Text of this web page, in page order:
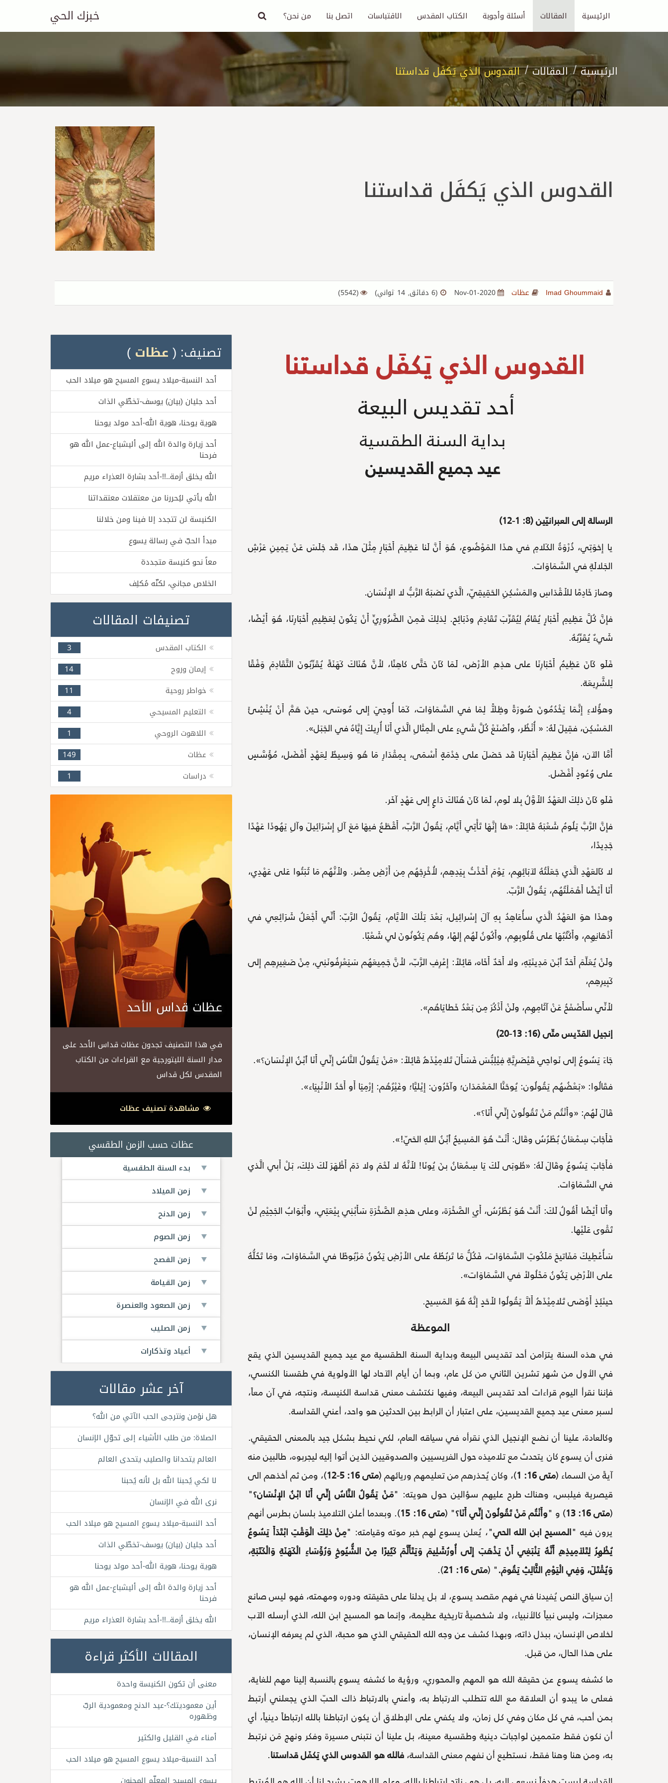
خبزك الحي من نحن؟ اتصل بنا الاقتباسات الكتاب المقدس أسئلة وأجوبة المقالات الرئيسية
الرئيسية المقالات القدوس الذي يَكفَل قداستنا
القدوس الذي يَكفَل قداستنا
Imad Ghoummaid عظات 2020-Nov-01 (6 دقائق, 14 ثواني) (5542)
القدوس الذي يَكفَل قداستنا
أحد تقديس البيعة
بداية السنة الطقسية
عيد جميع القديسين
الرسالة إلى العبرانيّين (8: 1-12)
يا إِخوَتِي، ذُرْوَةُ الكَلامِ في هذَا المَوْضُوع، هُوَ أَنَّ لَنا عَظِيمَ أَحْبَارٍ مِثْلَ هذَا، قَد جَلَسَ عَنْ يَمِينِ عَرْشِ
الجَلالَةِ في السَّمَاوَات.
وصارَ خَادِمًا للأَقْدَاسِ والمَسْكِنِ الحَقِيقِيّ، الَّذي نَصَبَهُ الرَّبُّ لا الإِنْسَان.
فإِنَّ كُلَّ عَظِيمِ أَحْبَارٍ يُقَامُ لِيُقَرِّبَ تَقَادِمَ وذَبَائِح. لِذلِكَ فَمِنَ الضَّرُورِيِّ أَنْ يَكُونَ لِعَظِيمِ أَحْبَارِنَا، هُوَ أَيْضًا،
شَيءٌ يُقَرِّبُهُ.
فَلَو كَانَ عَظِيمُ أَحْبَارِنَا على هذِهِ الأَرْض، لَمَا كَانَ حَتَّى كاهِنًا، لأَنَّ هُنَاكَ كَهَنَةً يُقَرِّبُونَ التَّقَادِمَ وَفْقًا
لِلشَّرِيعَة.
وهؤُلاءِ إِنَّمَا يَخْدُمُونَ صُورَةً وظِلاًّ لِمَا في السَّمَاوَات، كَمَا أُوحِيَ إِلى مُوسَى، حينَ هَمَّ أَنْ يُنْشِئَ
المَسْكِن، فقِيلَ لَهُ: « أُنْظُر، وٱصْنَعْ كُلَّ شَيءٍ على الْمِثَالِ الَّذي أَنَا أُرِيكَ إِيَّاهُ في الجَبَل».
أَمَّا الآن، فإِنَّ عَظِيمَ أَحْبَارِنَا قَد حَصَلَ على خِدْمَةٍ أَسْمَى، بِمِقْدَارِ مَا هُو وَسِيطٌ لِعَهْدٍ أَفْضَل، مُؤَسَّسٍ
على وُعُودٍ أَفْضَل.
فَلَو كَانَ ذلِكَ العَهْدُ الأَوَّلُ بِلا لَوم، لَمَا كَانَ هُنَاكَ دَاعٍ إِلى عَهْدٍ آخَر.
فإِنَّ الرَّبَّ يَلُومُ شَعْبَهُ قَائِلاً: «هَا إِنَّهَا تَأْتِي أَيَّام، يَقُولُ الرَّبّ، أَقْطَعُ فيهَا مَعَ آلِ إِسْرَائِيلَ وآلِ يَهُوذَا عَهْدًا
جَدِيدًا،
لا كَالعَهْدِ الَّذي جَعَلْتُهُ لآبَائِهِم، يَوْمَ أَخَذْتُ بِيَدِهِم، لأُخْرِجَهُم مِن أَرْضِ مِصْر. ولأَنَّهُم مَا ثَبَتُوا عَلى عَهْدِي،
أَنَا أَيْضًا أَهْمَلْتُهُم، يَقُولُ الرَّبّ.
وهذَا هوَ العَهْدُ الَّذي سأُعَاهِدُ بِهِ آلَ إِسْرائِيل، بَعْدَ تِلْكَ الأَيَّام، يَقُولُ الرَّبّ: أَنِّي أَجْعَلُ شَرَائِعِي في
أَذْهَانِهِم، وأَكْتُبُهَا على قُلُوبِهِم، وأَكُونُ لَهُم إِلهًا، وهُم يَكُونُونَ لي شَعْبًا.
ولَنْ يُعَلِّمَ أَحَدٌ ٱبْنَ مَدِينَتِهِ، ولا أَحَدٌ أَخَاه، قائِلاً: إِعْرِفِ الرَّبّ، لأَنَّ جَمِيعَهُم سَيَعْرِفُونَنِي، مِنْ صَغِيرِهِم إِلى
كَبِيرِهِم،
لأَنِّي سأَصْفَحُ عَنْ آثَامِهِم، ولَنْ أَذْكُرَ مِن بَعْدُ خَطايَاهُم».
إنجيل القدّيس متّى (16: 13-20)
جَاءَ يَسُوعُ إِلى نَواحِي قَيْصَرِيَّةِ فِيْلِبُّسَ فَسَأَلَ تَلامِيْذَهُ قَائِلاً: «مَنْ يَقُولُ النَّاسُ إِنِّي أَنَا ٱبْنُ الإِنْسَان؟».
فقَالُوا: «بَعْضُهُم يَقُولُون: يُوحَنَّا المَعْمَدَان؛ وآخَرُون: إِيْليَّا؛ وغَيْرُهُم: إِرْمِيَا أَو أَحَدُ الأَنْبِيَاء».
قَالَ لَهُم: «وأَنْتُم مَنْ تَقُولُونَ إِنِّي أَنَا؟».
فَأَجَابَ سِمْعَانُ بُطْرُسُ وقَال: أَنْتَ هُوَ المَسِيحُ ٱبْنُ اللهِ الحَيّ!».
فأَجَابَ يَسُوعُ وقَالَ لَهُ: «طُوبَى لَكَ يَا سِمْعَانُ بنَ يُونَا! لأَنَّهُ لا لَحْمَ ولا دَمَ أَظْهَرَ لَكَ ذلِكَ، بَلْ أَبي الَّذي
في السَّمَاوَات.
وأَنَا أَيْضًا أَقُولُ لَكَ: أَنْتَ هُوَ بُطْرُسُ، أَيِ الصَّخْرَة، وعلى هذِهِ الصَّخْرَةِ سَأَبْنِي بِيْعَتِي، وأَبْوَابُ الجَحِيْمِ لَنْ
تَقْوى عَلَيْها.
سَأُعْطِيكَ مَفَاتيحَ مَلَكُوتِ السَّمَاوَات، فَكُلُّ مَا تَربُطُهُ على الأَرْضِ يَكُونُ مَرْبُوطًا في السَّمَاوَات، ومَا تَحُلُّهُ
على الأَرْضِ يَكُونُ مَحْلُولاً في السَّمَاوَات».
حينَئِذٍ أَوْصَى تَلامِيْذَهُ أَلاَّ يَقُولُوا لأَحَدٍ إِنَّهُ هُوَ المَسِيح.
الموعظة
في هذه السنة يتزامن أحد تقديس البيعة وبداية السنة الطقسية مع عيد جميع القديسين الذي يقع
في الأول من شهر تشرين الثاني من كل عام، وبما أن أيام الآحاد لها الأولوية في طقسنا الكنسي،
فإننا نقرأ اليوم قراءات أحد تقديس البيعة، وفيها نكتشف معنى قداسة الكنيسة، ونتجه، في آن معاً،
لسبر معنى عيد جميع القديسين، على اعتبار أن الرابط بين الحدثين هو واحد، أعني القداسة.
وكالعادة، علينا أن نضع الإنجيل الذي نقرأه في سياقه العام، لكي نحيط بشكل جيد بالمعنى الحقيقي.
فنرى أن يسوع كان يتحدث مع تلاميذه حول الفريسيين والصدوقيين الذين أتوا إليه ليجربوه، طالبين منه
آيةً من السماء (متى 16: 1 )، وكان يُحذرهم من تعليمهم وريائهم (متى 16: 5-12
)، ومن ثم أخذهم الى
قيصرية فيلبس، وهناك طرح عليهم سؤالين حول هويته: "مَنْ يَقُولُ النَّاسُ إِنِّي أَنَا ابْنُ الإِنْسَان؟"
(متى 16: 13 ) و "وأَنْتُم مَنْ تَقُولُونَ إِنِّي أَنَا؟" (متى 16: 15
). وبعدما أعلن التلاميذ بلسان بطرس أنهم
يرون فيه "المسيح ابن الله الحي"، يُعلن يسوع لهم خبر موته وقيامته: "مِنْ ذلِكَ الْوَقْتِ ابْتَدَأَ يَسُوعُ
يُظْهِرُ لِتَلاَمِيذِهِ أَنَّهُ يَنْبَغِي أَنْ يَذْهَبَ إِلَى أُورُشَلِيمَ وَيَتَأَلَّمَ كَثِيرًا مِنَ الشُّيُوخِ وَرُؤَسَاءِ الْكَهَنَةِ وَالْكَتَبَةِ،
وَيُقْتَلَ، وَفِي الْيَوْمِ الثَّالِثِ يَقُومَ." (متى 16: 21
).
إن سياق النص يُفيدنا في فهم مقصد يسوع، لا بل يدلنا على حقيقته ودوره ومهمته، فهو ليس صانع
معجزات، وليس نبياً كالأنبياء، ولا شخصيةً تاريخية عظيمة، وإنما هو المسيح ابن الله، الذي أرسله الآب
لخلاص الإنسان، ببذل ذاته، وبهذا كشف عن وجه الله الحقيقي الذي هو محبة، الذي لم يعرفه الإنسان،
على هذا الحال، من قبل.
ما كشفه يسوع عن حقيقة الله هو المهم والمحوري، ورؤية ما كشفه يسوع بالنسبة إلينا مهم للغاية،
فعلى ما يبدو أن العلاقة مع الله تتطلب الارتباط به، وأعني بالارتباط ذاك الحبّ الذي يجعلني أرتبط
بمن أحب، في كل مكان وفي كل زمان، ولا يكفي على الإطلاق أن يكون ارتباطنا بالله ارتباطاً دينياً، أي
أن نكون فقط متممين لواجبات دينية وطقسية معينة، بل علينا أن نتبنى مسيرة وفكر ونهج مَن نرتبط
به، ومن هنا وهنا فقط، نستطيع أن نفهم معنى القداسة،فالله هو القدوس الذي يَكفَل قداستنا.
تصنيف: (عظات )
أحد النسبة-ميلاد يسوع المسيح هو ميلاد الحب
أحد جليان (بيان) يوسف-تخطّي الذات
هوية يوحنا، هوية الله-أحد مولد يوحنا
أحد زيارة والدة الله إلى أليشباع-عمل الله هو
فرحنا
الله يخلق أزمة..!!-أحد بشارة العذراء مريم
الله يأتي ليُحررنا من معتقلات معتقداتنا
الكنيسة لن تتجدد إلا فينا ومن خلالنا
مبدأ الحبّ في رسالة يسوع
معاً نحو كنيسة متجددة
الخلاص مجاني، لكنّه مُكلِف
تصنيفات المقالات
الكتاب المقدس
3
إيمان وروح
14
خواطر روحية
11
التعليم المسيحي
4
اللاهوت الروحي
1
عظات
149
دراسات
1
عظات قداس الأحد
في هذا التصنيف تجدون عظات قداس الأحد على
مدار السنة الليتورجية مع القراءات من الكتاب
المقدس لكل قداس
عظات حسب الزمن الطقسي
بدء السنة الطقسية
زمن الميلاد
زمن الدنح
زمن الصوم
زمن الفصح
زمن القيامة
زمن الصعود والعنصرة
زمن الصليب
أعياد وتذكارات
آخر عشر مقالات
هل نؤمن ونترجى الحب الآتي من الله؟
الصلاة: من طلب الأشياء إلى تحوّل الإنسان
العالم يتحدانا والصليب يتحدى العالم
لا لكي يُحبنا الله بل لأنه يُحبنا
نرى الله في الإنسان
أحد النسبة-ميلاد يسوع المسيح هو ميلاد الحب
أحد جليان (بيان) يوسف-تخطّي الذات
هوية يوحنا، هوية الله-أحد مولد يوحنا
أحد زيارة والدة الله إلى أليشباع-عمل الله هو
فرحنا
الله يخلق أزمة..!!-أحد بشارة العذراء مريم
المقالات الأكثر قراءة
معنى أن تكون الكنيسة واحدة
أين معموديتك؟-عيد الدنح ومعمودية الربّ
وظهوره
أمناء في القليل والكثير
أحد النسبة-ميلاد يسوع المسيح هو ميلاد الحب